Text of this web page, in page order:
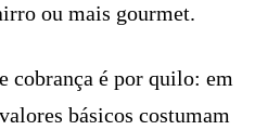
ou mais gourmet.
cobrança é por quilo: em
básicos costumam